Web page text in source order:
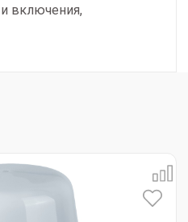
включения,